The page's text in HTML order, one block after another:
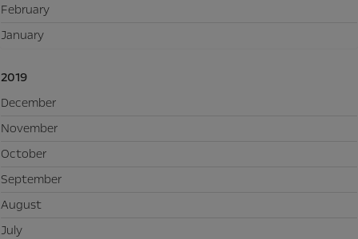
February
January
2019
December
November
October
September
August
July